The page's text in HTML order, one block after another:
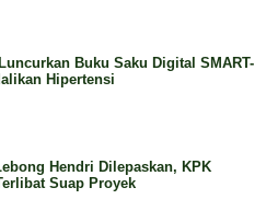
Buku Saku Digital SMART-
Hipertensi
Hendri Dilepaskan, KPK
Suap Proyek